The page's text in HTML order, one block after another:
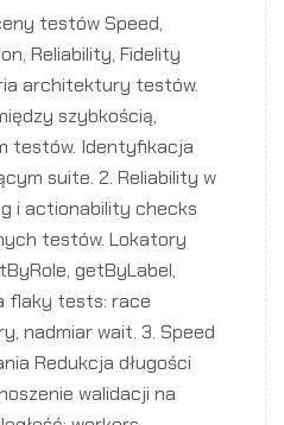
testów Speed,
Reliability, Fidelity
architektury testów.
szybkością,
testów. Identyfikacja
suite. 2. Reliability w
i actionability checks
testów. Lokatory
getByLabel,
flaky tests: race
nadmiar wait. 3. Speed
Redukcja długości
walidacji na